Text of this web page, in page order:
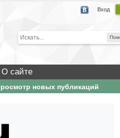
Вход
О сайте
новых публикаций